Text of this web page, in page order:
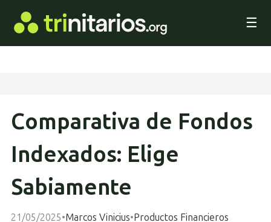
☰
Comparativa de Fondos
Indexados: Elige
Sabiamente
21/05/2025•Marcos Vinicius•Productos Financieros